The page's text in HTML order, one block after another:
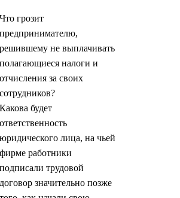
Что грозит
предпринимателю,
решившему не выплачивать
полагающиеся налоги и
отчисления за своих
сотрудников?
Какова будет
ответственность
юридического лица, на чьей
фирме работники
подписали трудовой
договор значительно позже